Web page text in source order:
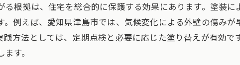
根拠は、住宅を総合的に保護する効果にあります。塗装
。例えば、愛知県津島市では、気候変化による外壁の傷み
践方法としては、定期点検と必要に応じた塗り替えが有効
す。